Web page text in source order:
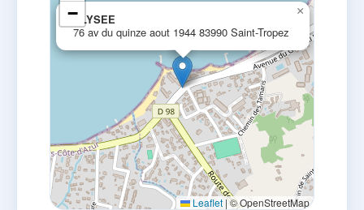
ELYSEE
76 av du quinze aout 1944 83990 Saint-Tropez
×
−
Leaflet |© OpenStreetMap